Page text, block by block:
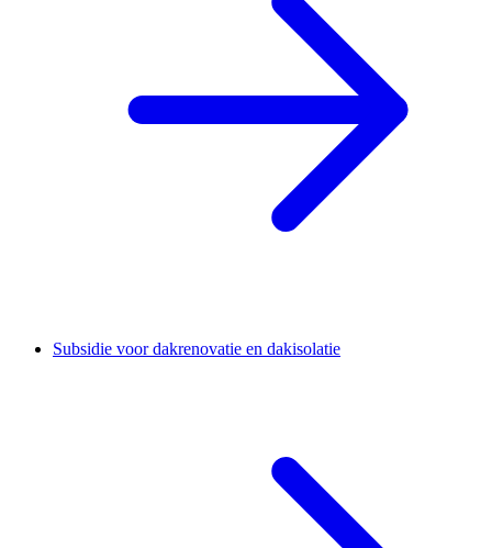
Subsidie voor dakrenovatie en dakisolatie